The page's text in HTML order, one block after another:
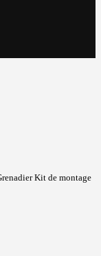
Kit de montage